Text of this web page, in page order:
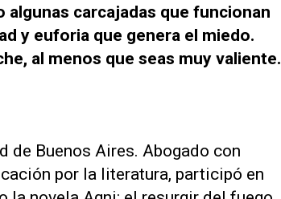
carcajadas que funcionan
y euforia que genera el miedo.
al menos que seas muy valiente.
de Buenos Aires. Abogado con
por la literatura, participó en